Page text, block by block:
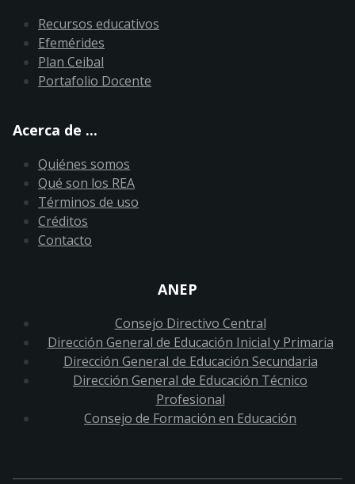
Recursos educativos
Efemérides
Plan Ceibal
Portafolio Docente
Acerca de ...
Quiénes somos
Qué son los REA
Términos de uso
Créditos
Contacto
ANEP
Consejo Directivo Central
Dirección General de Educación Inicial y Primaria
Dirección General de Educación Secundaria
Dirección General de Educación Técnico
Profesional
Consejo de Formación en Educación